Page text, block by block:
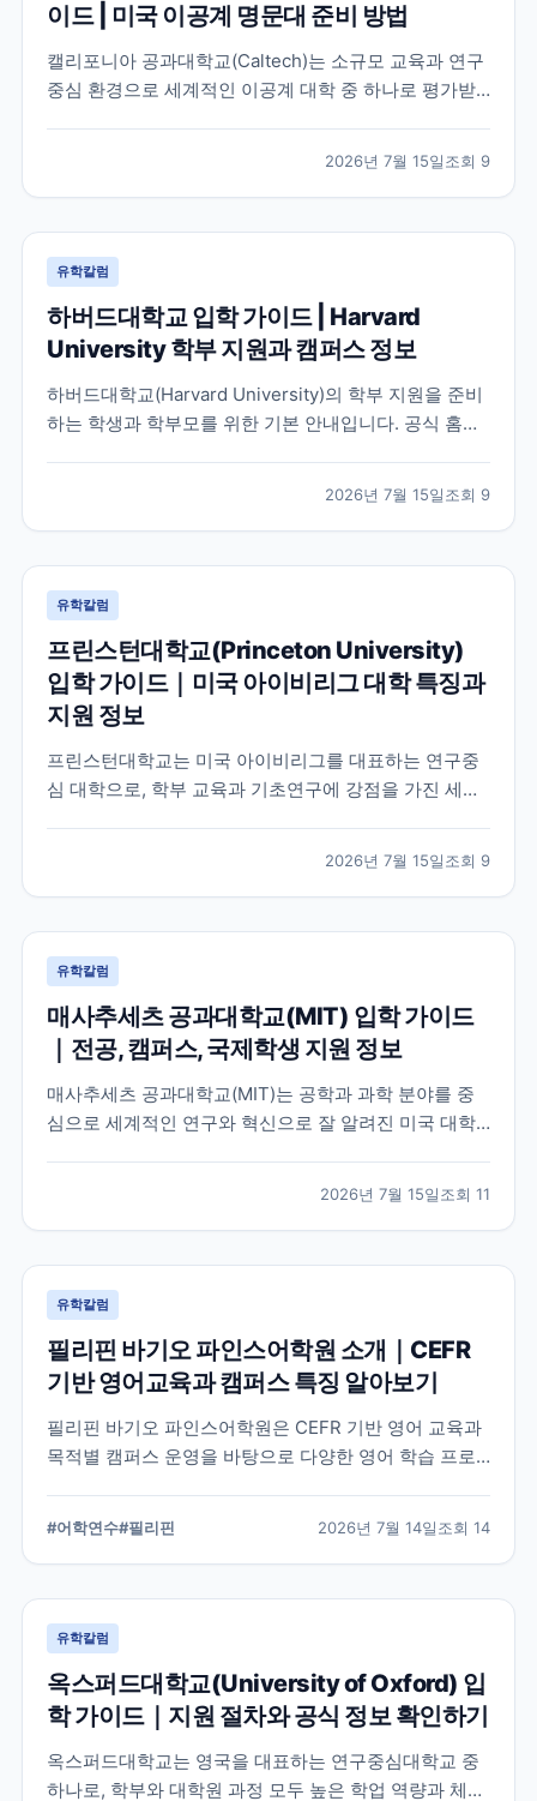
이드 | 미국 이공계 명문대 준비 방법
캘리포니아 공과대학교(Caltech)는 소규모 교육과 연구
중심 환경으로 세계적인 이공계 대학 중 하나로 평가받
2026년 7월 15일조회 9
유학칼럼
하버드대학교 입학 가이드 | Harvard
University 학부 지원과 캠퍼스 정보
하버드대학교(Harvard University)의 학부 지원을 준비
하는 학생과 학부모를 위한 기본 안내입니다. 공식 홈페
2026년 7월 15일조회 9
유학칼럼
프린스턴대학교(Princeton University)
입학 가이드｜미국 아이비리그 대학 특징과
지원 정보
프린스턴대학교는 미국 아이비리그를 대표하는 연구중
심 대학으로, 학부 교육과 기초연구에 강점을 가진 세계
2026년 7월 15일조회 9
유학칼럼
매사추세츠 공과대학교(MIT) 입학 가이드
｜전공, 캠퍼스, 국제학생 지원 정보
매사추세츠 공과대학교(MIT)는 공학과 과학 분야를 중
심으로 세계적인 연구와 혁신으로 잘 알려진 미국 대학
2026년 7월 15일조회 11
유학칼럼
필리핀 바기오 파인스어학원 소개｜CEFR
기반 영어교육과 캠퍼스 특징 알아보기
필리핀 바기오 파인스어학원은 CEFR 기반 영어 교육과
목적별 캠퍼스 운영을 바탕으로 다양한 영어 학습 프로
생이 알아야 할 내용을 정리했습니다.
#어학연수#필리핀 2026년 7월 14일조회 14
유학칼럼
옥스퍼드대학교(University of Oxford) 입
학 가이드｜지원 절차와 공식 정보 확인하기
옥스퍼드대학교는 영국을 대표하는 연구중심대학교 중
하나로, 학부와 대학원 과정 모두 높은 학업 역량과 체계